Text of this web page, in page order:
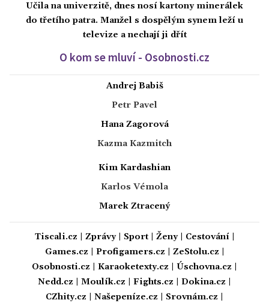
Učila na univerzitě, dnes nosí kartony minerálek
do třetího patra. Manžel s dospělým synem leží u
televize a nechají ji dřít
O kom se mluví - Osobnosti.cz
Andrej Babiš
Petr Pavel
Hana Zagorová
Kazma Kazmitch
Kim Kardashian
Karlos Vémola
Marek Ztracený
Tiscali.cz Zprávy| Sport| Ženy| Cestování|
Games.cz
Profigamers.cz ZeStolu.cz
Osobnosti.cz
Karaoketexty.cz Úschovna.cz
Nedd.cz
Moulík.cz Fights.cz Dokina.cz
CZhity.cz
Našepeníze.cz Srovnám.cz